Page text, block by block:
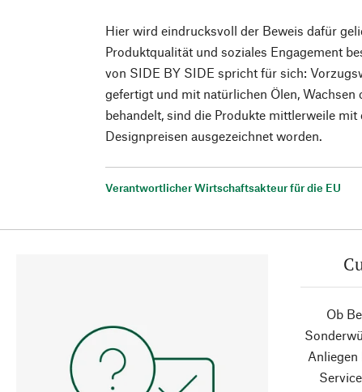
Hier wird eindrucksvoll der Beweis dafür
Produktqualität und soziales Engagement
von SIDE BY SIDE spricht für sich:
gefertigt und mit natürlichen Ölen, Wachsen
behandelt, sind die Produkte mittlerweile mit
Designpreisen ausgezeichnet worden.
Verantwortlicher Wirtschaftsakteur für die EU
Ob
Anliegen